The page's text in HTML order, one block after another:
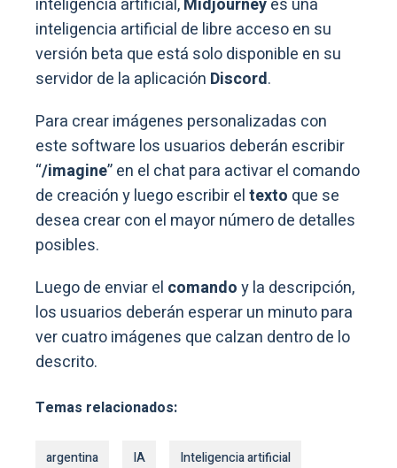
inteligencia artificial de libre acceso en su
versión beta que está solo disponible en su
servidor de la aplicación Discord.
Para crear imágenes personalizadas con
este software los usuarios deberán escribir
“/imagine” en el chat para activar el comando
de creación y luego escribir eltexto que se
desea crear con el mayor número de detalles
posibles.
Luego de enviar el comandoy la descripción,
los usuarios deberán esperar un minuto para
ver cuatro imágenes que calzan dentro de lo
descrito.
Temas relacionados:
argentina IA Inteligencia artificial